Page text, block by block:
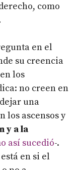
como
en el
su creencia
los
no creen en
una
los ascensos y
y a la
así sucedió-.
en si el